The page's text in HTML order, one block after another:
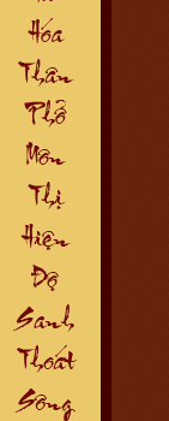
thăm trang Phổ